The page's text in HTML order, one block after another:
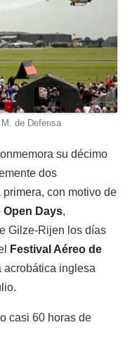
de Defensa
su décimo
dos
con motivo de
Open Days,
Gilze-Rijen los días
Festival Aéreo de
acrobática inglesa
casi 60 horas de